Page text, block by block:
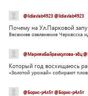
@lidiavlab4923 @lidiavlab4923
Почему на Ул.Парковой
Весеннее озеленение Черкесска
@МариямБайрамкулова-э8ц
Который год восхищаюсь
«Золотой урожай» собирают
@Борис-р4л5т @Борис-р4л5т